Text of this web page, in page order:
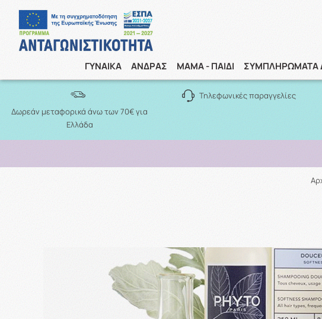
ΓΥΝΑΙΚΑ ΑΝΔΡΑΣ ΜΑΜΑ - ΠΑΙΔΙ ΣΥΜΠΛΗΡΩΜΑΤΑ
Δωρεάν μεταφορικά άνω των 70€ για
Ελλάδα
Τηλεφωνικές παραγγελίες